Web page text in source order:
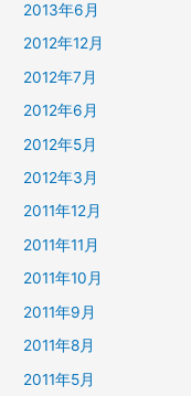
2013年6月
2012年12月
2012年7月
2012年6月
2012年5月
2012年3月
2011年12月
2011年11月
2011年10月
2011年9月
2011年8月
2011年5月